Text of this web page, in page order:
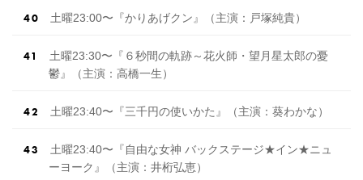
土曜23:00〜『かりあげクン』（主演：戸塚純貴）
土曜23:30〜『６秒間の軌跡～花火師・望月星太郎の憂
鬱』（主演：高橋一生）
土曜23:40〜『三千円の使いかた』（主演：葵わかな）
土曜23:40〜『自由な女神 バックステージ★イン★ニュ
ーヨーク』（主演：井桁弘恵）